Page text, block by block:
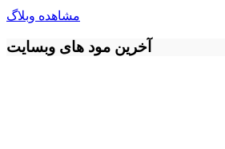
مشاهده وبلاگ
آخرین مود های وبسایت